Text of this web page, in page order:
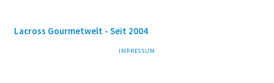
Lacross Gourmetwelt - Seit 2004
NAVIGATION
IMPRESSUM